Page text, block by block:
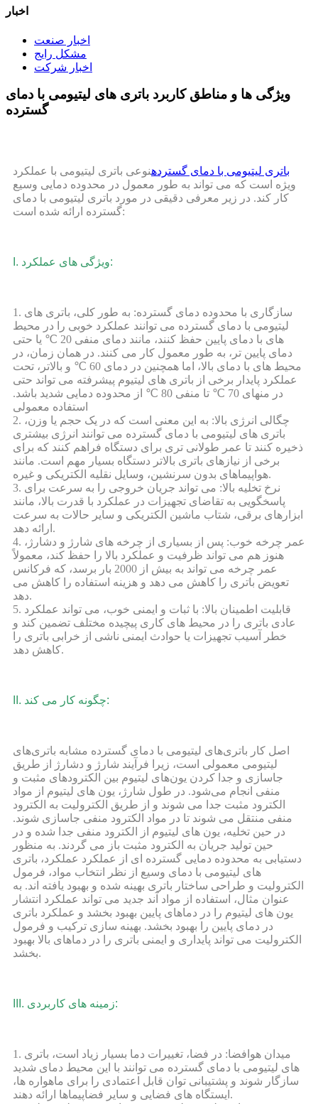
اخبار
اخبار صنعت
مشکل رایج
اخبار شرکت
ویژگی ها و مناطق کاربرد باتری های لیتیومی با دمای
گسترده
باتری لیتیومی با دمای گستردهنوعی باتری لیتیومی با عملکرد
ویژه است که می تواند به طور معمول در محدوده دمایی وسیع
کار کند. در زیر معرفی دقیقی در مورد باتری لیتیومی با دمای
گسترده ارائه شده است:
I. ویژگی های عملکرد:
1. سازگاری با محدوده دمای گسترده: به طور کلی، باتری های
لیتیومی با دمای گسترده می توانند عملکرد خوبی را در محیط
های با دمای پایین حفظ کنند، مانند دمای منفی 20 ℃ یا حتی
دمای پایین تر، به طور معمول کار می کنند. در همان زمان، در
محیط های با دمای بالا، اما همچنین در دمای 60 ℃ و بالاتر، تحت
عملکرد پایدار برخی از باتری های لیتیوم پیشرفته می تواند حتی
در منهای 70 ℃ تا منفی 80 ℃ از محدوده دمایی شدید باشد.
استفاده معمولی
2. چگالی انرژی بالا: به این معنی است که در یک حجم یا وزن،
باتری های لیتیومی با دمای گسترده می توانند انرژی بیشتری
ذخیره کنند تا عمر طولانی تری برای دستگاه فراهم کنند که برای
برخی از نیازهای باتری بالاتر دستگاه بسیار مهم است. مانند
هواپیماهای بدون سرنشین، وسایل نقلیه الکتریکی و غیره.
3. نرخ تخلیه بالا: می تواند جریان خروجی را به سرعت برای
پاسخگویی به تقاضای تجهیزات در عملکرد با قدرت بالا، مانند
ابزارهای برقی، شتاب ماشین الکتریکی و سایر حالات به سرعت
ارائه دهد.
4. عمر چرخه خوب: پس از بسیاری از چرخه های شارژ و دشارژ،
هنوز هم می تواند ظرفیت و عملکرد بالا را حفظ کند، معمولاً
عمر چرخه می تواند به بیش از 2000 بار برسد، که فرکانس
تعویض باتری را کاهش می دهد و هزینه استفاده را کاهش می
دهد.
5. قابلیت اطمینان بالا: با ثبات و ایمنی خوب، می تواند عملکرد
عادی باتری را در محیط های کاری پیچیده مختلف تضمین کند و
خطر آسیب تجهیزات یا حوادث ایمنی ناشی از خرابی باتری را
کاهش دهد.
II. چگونه کار می کند:
اصل کار باتری‌های لیتیومی با دمای گسترده مشابه باتری‌های
لیتیومی معمولی است، زیرا فرآیند شارژ و دشارژ از طریق
جاسازی و جدا کردن یون‌های لیتیوم بین الکترودهای مثبت و
منفی انجام می‌شود. در طول شارژ، یون های لیتیوم از مواد
الکترود مثبت جدا می شوند و از طریق الکترولیت به الکترود
منفی منتقل می شوند تا در مواد الکترود منفی جاسازی شوند.
در حین تخلیه، یون های لیتیوم از الکترود منفی جدا شده و در
حین تولید جریان به الکترود مثبت باز می گردند. به منظور
دستیابی به محدوده دمایی گسترده ای از عملکرد عملکرد، باتری
های لیتیومی با دمای وسیع از نظر انتخاب مواد، فرمول
الکترولیت و طراحی ساختار باتری بهینه شده و بهبود یافته اند. به
عنوان مثال، استفاده از مواد آند جدید می تواند عملکرد انتشار
یون های لیتیوم را در دماهای پایین بهبود بخشد و عملکرد باتری
در دمای پایین را بهبود بخشد. بهینه سازی ترکیب و فرمول
الکترولیت می تواند پایداری و ایمنی باتری را در دماهای بالا بهبود
بخشد.
III. زمینه های کاربردی:
1. میدان هوافضا: در فضا، تغییرات دما بسیار زیاد است، باتری
های لیتیومی با دمای گسترده می توانند با این محیط دمای شدید
سازگار شوند و پشتیبانی توان قابل اعتمادی را برای ماهواره ها،
ایستگاه های فضایی و سایر فضاپیماها ارائه دهند.